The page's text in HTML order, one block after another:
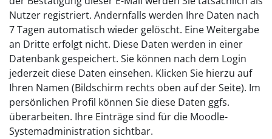
Nutzer registriert. Andernfalls werden Ihre Daten nach
7 Tagen automatisch wieder gelöscht. Eine Weitergabe
an Dritte erfolgt nicht. Diese Daten werden in einer
Datenbank gespeichert. Sie können nach dem Login
jederzeit diese Daten einsehen. Klicken Sie hierzu auf
Ihren Namen (Bildschirm rechts oben auf der Seite). Im
persönlichen Profil können Sie diese Daten ggfs.
überarbeiten. Ihre Einträge sind für die Moodle-
Systemadministration sichtbar.